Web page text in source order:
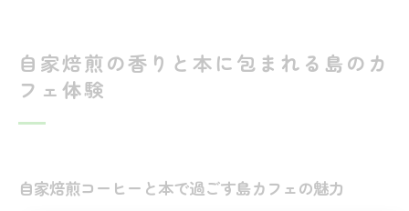
自家焙煎の香りと本に包まれる島のカ
フェ体験
自家焙煎コーヒーと本で過ごす島カフェの魅力